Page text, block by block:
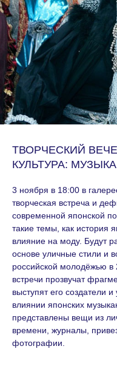
ТВОРЧЕСКИЙ
КУЛЬТУРА:
3 ноября в 18:00 в
творческая встреча и
современной японской
такие темы, как история
влияние на моду. Будут
основе уличные стили и
российской молодёжью в
встречи прозвучат
выступят его создатели
влиянии японских
представлены вещи из
времени, журналы,
фотографии.